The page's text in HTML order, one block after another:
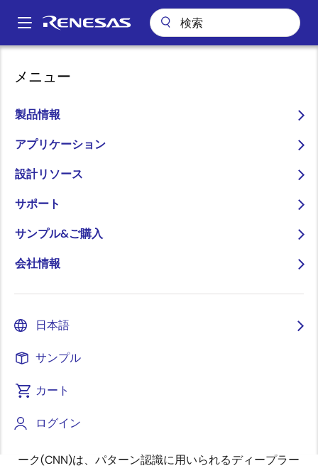
ン
Main
メニュー
製品情報
アプリケーション
設計リソース
サポート
サンプル&ご購入
会社情報
日本語
サンプル
カート
ログイン
パ
ン
く
ず
次世代ADASや自動運転システムに向けた高信頼・高性能ディープラー
次世代ADASや自動運転シ
ステムに向けた高信頼・高
性能ディープラーニングア
クセラレータ
画
Katsushige Matsubara
公開日:2021年3月30日
に投入する場合、正確で高速な認識、判断、ならびに
ーク(CNN)は、パターン認識に用いられるディープラー